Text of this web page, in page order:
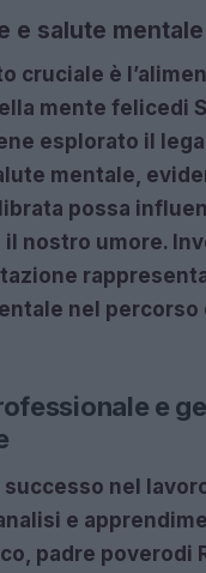
e salute mentale
cruciale è
mente felicedi
esplorato il
mentale,
possa
nostro umore.
nel percorso
e
nel
e
padre poverodi